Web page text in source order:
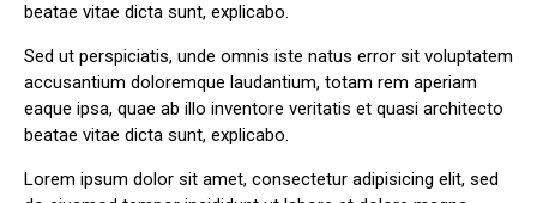
beatae vitae dicta sunt, explicabo.
Sed ut perspiciatis, unde omnis iste natus error sit voluptatem
accusantium doloremque laudantium, totam rem aperiam
eaque ipsa, quae ab illo inventore veritatis et quasi architecto
beatae vitae dicta sunt, explicabo.
Lorem ipsum dolor sit amet, consectetur adipisicing elit, sed